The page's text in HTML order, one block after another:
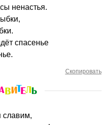
ненастья.
спасенье
Скопировать
славим,